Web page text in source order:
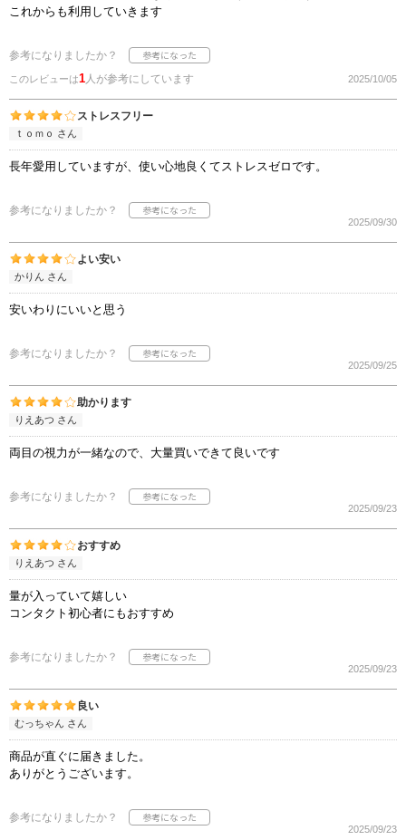
これからも利用していきます
参考になりましたか？
このレビューは1人が参考にしています 2025/10/05
ストレスフリー
ｔｏｍｏ さん
長年愛用していますが、使い心地良くてストレスゼロです。
参考になりましたか？
2025/09/30
よい安い
かりん さん
安いわりにいいと思う
参考になりましたか？
2025/09/25
助かります
りえあつ さん
両目の視力が一緒なので、大量買いできて良いです
参考になりましたか？
2025/09/23
おすすめ
りえあつ さん
量が入っていて嬉しい
コンタクト初心者にもおすすめ
参考になりましたか？
2025/09/23
良い
むっちゃん さん
商品が直ぐに届きました。
ありがとうございます。
参考になりましたか？
2025/09/23